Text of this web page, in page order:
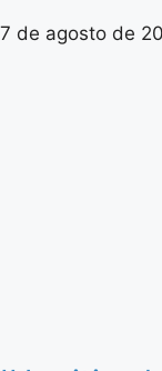
7 de agosto de